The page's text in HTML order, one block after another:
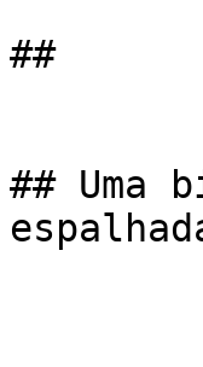
##
## Uma